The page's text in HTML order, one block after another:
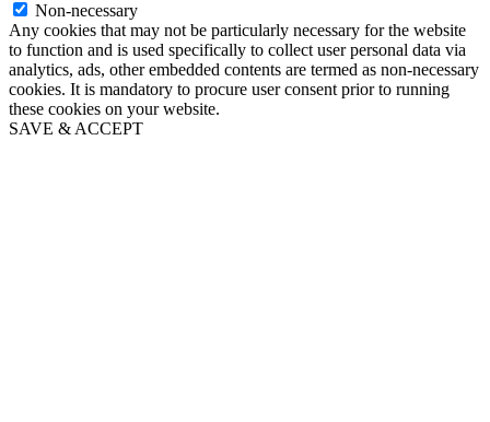
Non-necessary
Any cookies that may not be particularly necessary for the website
to function and is used specifically to collect user personal data via
analytics, ads, other embedded contents are termed as non-necessary
cookies. It is mandatory to procure user consent prior to running
these cookies on your website.
SAVE & ACCEPT